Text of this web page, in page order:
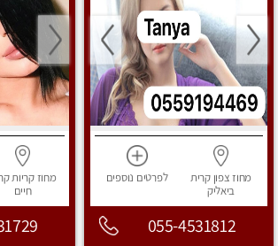
מחוז צפוןקרית
ביאליק
לפרטים נוספים
055-4531812
מחוז קריות
חיים